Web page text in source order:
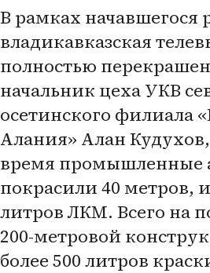
В рамках начавшегося
владикавказская
полностью
начальник цеха УКВ
осетинского филиала
Алания» Алан
время промышленные
покрасили 40 метров,
литров ЛКМ. Всего на
200-метровой
более 500 литров